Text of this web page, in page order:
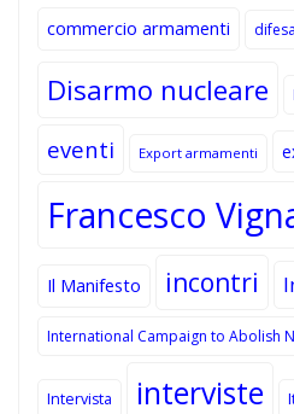
commercio armamenti difesa
Disarmo nucleare
eventi Export armamenti
Francesco
Il Manifesto incontri
International Campaign to Abolish
Intervista interviste